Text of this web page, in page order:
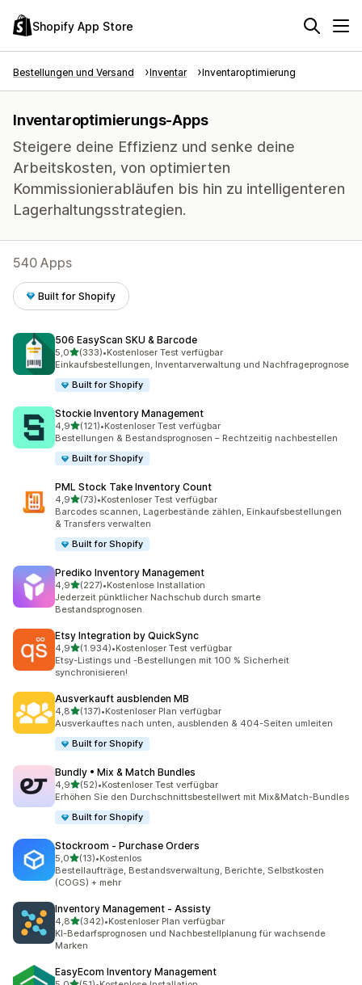
Shopify App Store
Bestellungen und Versand Inventar Inventaroptimierung
Inventaroptimierungs-Apps
Steigere deine Effizienz und senke deine
Arbeitskosten, von optimierten
Kommissionierabläufen bis hin zu intelligenteren
Lagerhaltungsstrategien.
540 Apps
Built for Shopify
506 EasyScan SKU & Barcode
5,0von 5 Sternen
(333)
333 Rezensionen insgesamt
•Kostenloser Test verfügbar
Einkaufsbestellungen, Inventarverwaltung und Nachfrageprognose
Built for Shopify
Stockie Inventory Management
4,9von 5 Sternen
(121)
121 Rezensionen insgesamt
•Kostenloser Test verfügbar
Bestellungen & Bestandsprognosen – Rechtzeitig nachbestellen
Built for Shopify
PML Stock Take Inventory Count
4,9von 5 Sternen
(73)
73 Rezensionen insgesamt
•Kostenloser Test verfügbar
Barcodes scannen, Lagerbestände zählen, Einkaufsbestellungen
& Transfers verwalten
Built for Shopify
Prediko Inventory Management
4,9von 5 Sternen
(227)
227 Rezensionen insgesamt
•Kostenlose Installation
Jederzeit pünktlicher Nachschub durch smarte
Bestandsprognosen.
Etsy Integration by QuickSync
4,9von 5 Sternen
(1.934)
1934 Rezensionen insgesamt
•Kostenloser Test verfügbar
Etsy-Listings und -Bestellungen mit 100 % Sicherheit
synchronisieren!
Ausverkauft ausblenden MB
4,8von 5 Sternen
(137)
137 Rezensionen insgesamt
•Kostenloser Plan verfügbar
Ausverkauftes nach unten, ausblenden & 404-Seiten umleiten
Built for Shopify
Bundly • Mix & Match Bundles
4,9von 5 Sternen
(52)
52 Rezensionen insgesamt
•Kostenloser Test verfügbar
Erhöhen Sie den Durchschnittsbestellwert mit Mix&Match-Bundles
Built for Shopify
Stockroom ‑ Purchase Orders
5,0von 5 Sternen
(13)
13 Rezensionen insgesamt
•Kostenlos
Bestellaufträge, Bestandsverwaltung, Berichte, Selbstkosten
(COGS) + mehr
Inventory Management ‑ Assisty
4,8von 5 Sternen
(342)
342 Rezensionen insgesamt
•Kostenloser Plan verfügbar
KI-Bedarfsprognosen und Nachbestellplanung für wachsende
Marken
EasyEcom Inventory Management